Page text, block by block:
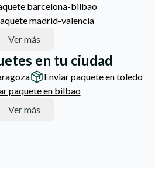
barcelona-bilbao
madrid-valencia
Ver más
en tu ciudad
Enviar paquete en toledo
paquete en bilbao
Ver más